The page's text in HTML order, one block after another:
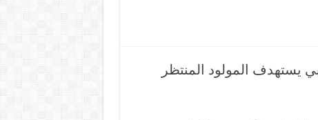
يستهدف المولود المنتظر